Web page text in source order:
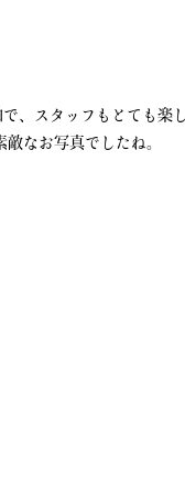
、スタッフもとても楽
なお写真でしたね。